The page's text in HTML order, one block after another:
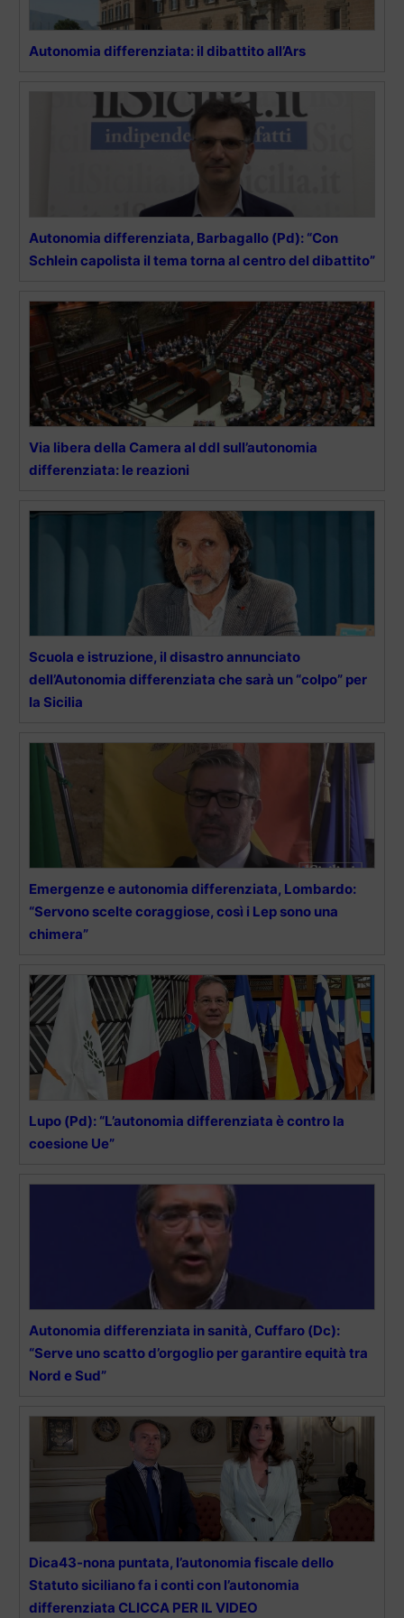
Autonomia differenziata: il dibattito all’Ars
Autonomia differenziata, Barbagallo (Pd): “Con
Schlein capolista il tema torna al centro del dibattito”
Via libera della Camera al ddl sull’autonomia
differenziata: le reazioni
Scuola e istruzione, il disastro annunciato
dell’Autonomia differenziata che sarà un “colpo” per
la Sicilia
Emergenze e autonomia differenziata, Lombardo:
“Servono scelte coraggiose, così i Lep sono una
chimera”
Lupo (Pd): “L’autonomia differenziata è contro la
coesione Ue”
Autonomia differenziata in sanità, Cuffaro (Dc):
“Serve uno scatto d’orgoglio per garantire equità tra
Nord e Sud”
Dica43-nona puntata, l’autonomia fiscale dello
Statuto siciliano fa i conti con l’autonomia
differenziata CLICCA PER IL VIDEO